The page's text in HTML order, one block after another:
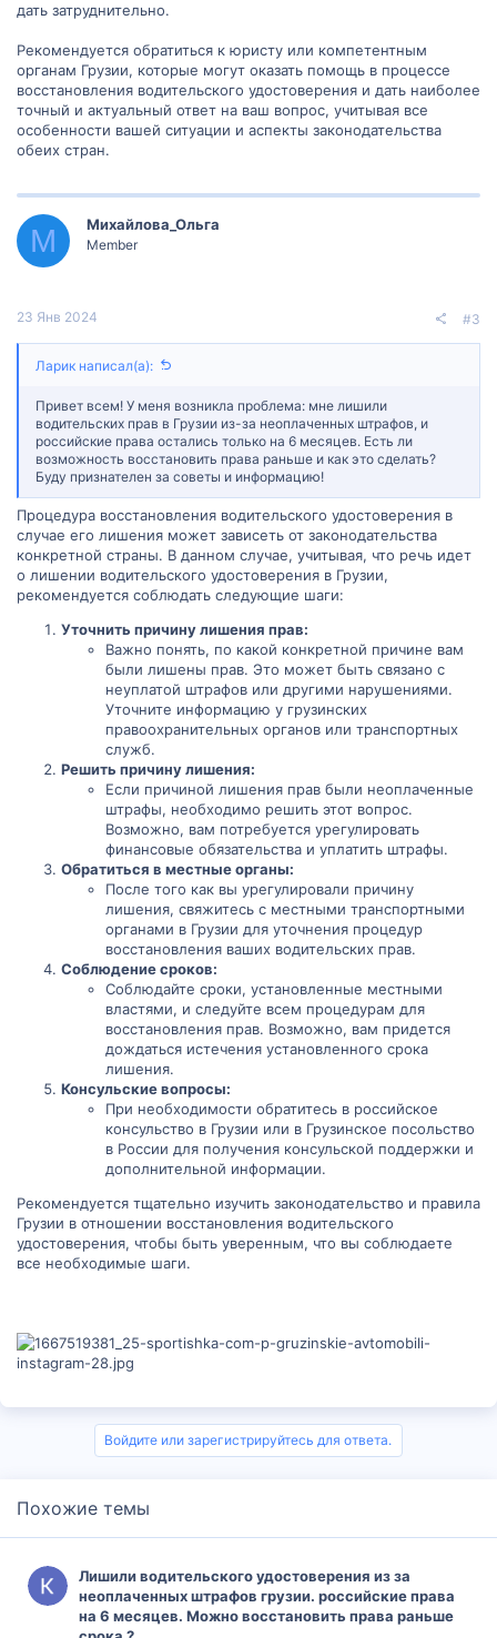
дать затруднительно.
Рекомендуется обратиться к юристу или компетентным
органам Грузии, которые могут оказать помощь в процессе
восстановления водительского удостоверения и дать наиболее
точный и актуальный ответ на ваш вопрос, учитывая все
особенности вашей ситуации и аспекты законодательства
обеих стран.
М Михайлова_Ольга
Member
23 Янв 2024 #3
Ларик написал(а):
Привет всем! У меня возникла проблема: мне лишили
водительских прав в Грузии из-за неоплаченных штрафов, и
российские права остались только на 6 месяцев. Есть ли
возможность восстановить права раньше и как это сделать?
Буду признателен за советы и информацию!
Процедура восстановления водительского удостоверения в
случае его лишения может зависеть от законодательства
конкретной страны. В данном случае, учитывая, что речь идет
о лишении водительского удостоверения в Грузии,
рекомендуется соблюдать следующие шаги:
Уточнить причину лишения прав:
Важно понять, по какой конкретной причине вам
были лишены прав. Это может быть связано с
неуплатой штрафов или другими нарушениями.
Уточните информацию у грузинских
правоохранительных органов или транспортных
служб.
Решить причину лишения:
Если причиной лишения прав были неоплаченные
штрафы, необходимо решить этот вопрос.
Возможно, вам потребуется урегулировать
финансовые обязательства и уплатить штрафы.
Обратиться в местные органы:
После того как вы урегулировали причину
лишения, свяжитесь с местными транспортными
органами в Грузии для уточнения процедур
восстановления ваших водительских прав.
Соблюдение сроков:
Соблюдайте сроки, установленные местными
властями, и следуйте всем процедурам для
восстановления прав. Возможно, вам придется
дождаться истечения установленного срока
лишения.
Консульские вопросы:
При необходимости обратитесь в российское
консульство в Грузии или в Грузинское посольство
в России для получения консульской поддержки и
дополнительной информации.
Рекомендуется тщательно изучить законодательство и правила
Грузии в отношении восстановления водительского
удостоверения, чтобы быть уверенным, что вы соблюдаете
все необходимые шаги.
Войдите или зарегистрируйтесь для ответа.
Похожие темы
Лишили водительского удостоверения из за
неоплаченных штрафов грузии. российские права
на 6 месяцев. Можно восстановить права раньше